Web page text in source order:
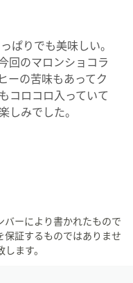
ぱりでも美味しい。
回のマロンショコラ
ーの苦味もあってク
コロコロ入っていて
しみでした。
バーにより書かれたもので
保証するものではありませ
ます。